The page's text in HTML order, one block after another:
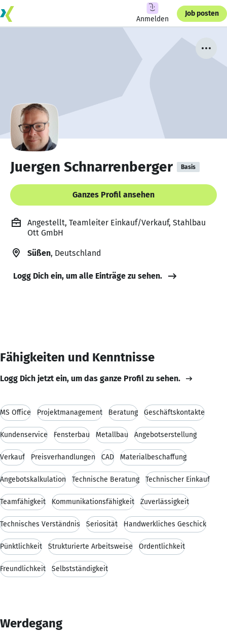
Anmelden
Job posten
Juergen Schnarrenberger Basis
Ganzes Profil ansehen
Angestellt, Teamleiter Einkauf/Verkauf, Stahlbau
Ott GmbH
Süßen, Deutschland
Logg Dich ein, um alle Einträge zu sehen.
Fähigkeiten und Kenntnisse
Logg Dich jetzt ein, um das ganze Profil zu sehen.
MS Office Projektmanagement Beratung Geschäftskontakte
Kundenservice Fensterbau Metallbau Angebotserstellung
Verkauf Preisverhandlungen CAD Materialbeschaffung
Angebotskalkulation Technische Beratung Technischer Einkauf
Teamfähigkeit Kommunikationsfähigkeit Zuverlässigkeit
Technisches Verständnis Seriosität Handwerkliches Geschick
Pünktlichkeit Strukturierte Arbeitsweise Ordentlichkeit
Freundlichkeit Selbstständigkeit
Werdegang